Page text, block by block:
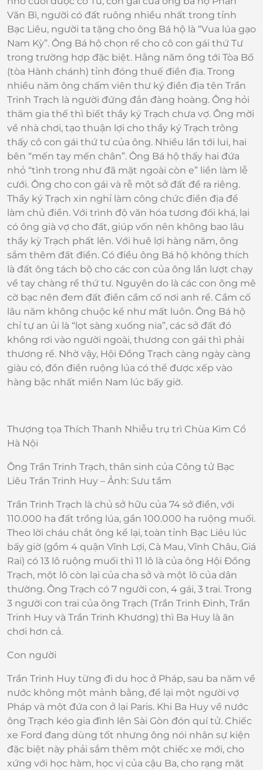
Văn Bì, người có đất ruông nhiều nhất trong tỉnh
Bạc Liêu, người ta tặng cho ông Bá hộ là “Vua lúa gạo
Nam Kỳ”. Ông Bá hộ chọn rể cho cô con gái thứ Tư
trong trường hợp đặc biệt. Hằng năm ông tới Tòa Bố
(tòa Hành chánh) tỉnh đóng thuế điền địa. Trong
nhiều năm ông chấm viên thư ký điền địa tên Trần
Trinh Trạch là người đứng đắn đàng hoàng. Ông hỏi
thăm gia thế thì biết thầy ký Trạch chưa vợ. Ông mời
về nhà chơi, tạo thuận lợi cho thầy ký Trạch trông
thấy cô con gái thứ tư của ông. Nhiều lần tới lui, hai
bên “mến tay mến chân”. Ông Bá hộ thấy hai đứa
nhỏ “tình trong như đã mặt ngoài còn e” liền làm lễ
cưới. Ông cho con gái và rễ một sở đất để ra riêng.
Thầy ký Trạch xin nghỉ làm công chức điền địa để
làm chủ điền. Với trình độ văn hóa tương đối khá, lại
có ông già vợ cho đất, giúp vốn nên không bao lâu
thầy kỳ Trạch phất lên. Với huê lợi hàng năm, ông
sắm thêm đất điền. Có điều ông Bá hộ không thích
là đất ông tách bộ cho các con của ông lần lượt chạy
về tay chàng rể thứ tư. Nguyên do là các con ông mê
cờ bạc nên đem đất điền cầm cố nơi anh rể. Cầm cố
lâu năm không chuộc kể như mất luôn. Ông Bá hộ
chỉ tự an ủi là “lọt sàng xuống nia”, các sở đất đó
không rơi vào người ngoài, thương con gái thì phải
thương rể. Nhờ vậy, Hội Đồng Trạch càng ngày càng
giàu có, đồn điền ruộng lúa có thể được xếp vào
hàng bậc nhất miền Nam lúc bấy giờ.
Thượng tọa Thích Thanh Nhiễu trụ trì Chùa Kim Cổ
Hà Nội
Ông Trần Trinh Trạch, thân sinh của Công tử Bạc
Liêu Trần Trinh Huy – Ảnh: Sưu tầm
Trần Trinh Trạch là chủ sở hữu của 74 sở điền, với
110.000 ha đất trồng lúa, gần 100.000 ha ruộng muối.
Theo lời cháu chắt ông kể lại, toàn tỉnh Bạc Liêu lúc
bấy giờ (gồm 4 quận Vĩnh Lợi, Cà Mau, Vĩnh Châu, Giá
Rai) có 13 lô ruộng muối thì 11 lô là của ông Hội Đồng
Trạch, một lô còn lại của cha sở và một lô của dân
thường. Ông Trạch có 7 người con, 4 gái, 3 trai. Trong
3 người con trai của ông Trạch (Trần Trinh Đinh, Trần
Trinh Huy và Trần Trinh Khương) thì Ba Huy là ăn
chơi hơn cả.
Con người
Trần Trinh Huy từng đi du học ở Pháp, sau ba năm về
nước không một mảnh bằng, để lại một người vợ
Pháp và một đứa con ở lại Paris. Khi Ba Huy về nước
ông Trạch kéo gia đình lên Sài Gòn đón quí tử. Chiếc
xe Ford đang dùng tốt nhưng ông nói nhân sự kiện
đặc biệt này phải sắm thêm một chiếc xe mới, cho
xứng với học hàm, học vị của cậu Ba, cho rạng mặt